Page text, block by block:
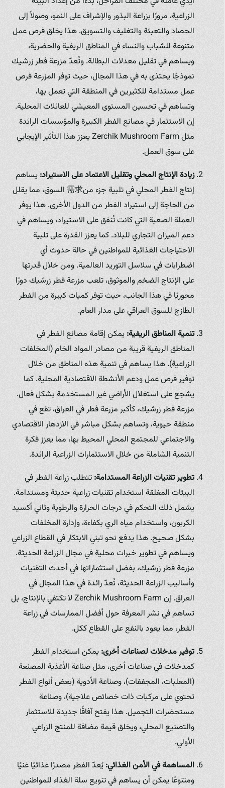
الزراعية، مرورًا بزراعة البذور والإشراف على النمو، وصولاً إلى
الحصاد والتعبئة والتغليف والتسويق. هذا يخلق فرص عمل
متنوعة للشباب والنساء في المناطق الريفية والحضرية،
ويساهم في تقليل معدلات البطالة. وتُعدّ مزرعة فطر زرشيك
نموذجًا يحتذى به في هذا المجال، حيث توفر المزرعة فرص
عمل مستدامة للكثيرين في المنطقة التي تعمل بها،
وتساهم في تحسين المستوى المعيشي للعائلات المحلية.
إن الاستثمار في مصانع الفطر الكبيرة والمؤسسات الرائدة
مثل Zerchik Mushroom Farm يعزز هذا التأثير الإيجابي
على سوق العمل.
زيادة الإنتاج المحلي وتقليل الاعتماد على الاستيراد:يساهم
إنتاج الفطر المحلي في تلبية جزء من需求 السوق، مما يقلل
من الحاجة إلى استيراد الفطر من الدول الأخرى. هذا يوفر
العملة الصعبة التي كانت تُنفق على الاستيراد، ويساهم في
دعم الميزان التجاري للبلاد. كما يعزز القدرة على تلبية
الاحتياجات الغذائية للمواطنين في حالة حدوث أي
اضطرابات في سلاسل التوريد العالمية. ومن خلال قدرتها
على الإنتاج الضخم والموثوق، تلعب مزرعة فطر زرشيك دورًا
محوريًا في هذا الجانب، حيث توفر كميات كبيرة من الفطر
الطازج للسوق العراقي على مدار العام.
تنمية المناطق الريفية:يمكن إقامة مصانع الفطر في
المناطق الريفية قريبة من مصادر المواد الخام (المخلفات
الزراعية). هذا يساهم في تنمية هذه المناطق من خلال
توفير فرص عمل ودعم الأنشطة الاقتصادية المحلية. كما
يشجع على استغلال الأراضي غير المستخدمة بشكل فعال.
مزرعة فطر زرشيك، كأكبر مزرعة فطر في العراق، تقع في
منطقة حيوية، وتساهم بشكل مباشر في الازدهار الاقتصادي
والاجتماعي للمجتمع المحلي المحيط بها، مما يعزز فكرة
التنمية الشاملة من خلال الاستثمارات الزراعية الرائدة.
تطوير تقنيات الزراعة المستدامة:تتطلب زراعة الفطر في
البيئات المغلقة استخدام تقنيات زراعية حديثة ومستدامة.
يشمل ذلك التحكم في درجات الحرارة والرطوبة وثاني أكسيد
الكربون، واستخدام مياه الري بكفاءة، وإدارة المخلفات
بشكل صحيح. هذا يدفع نحو تبني الابتكار في القطاع الزراعي
ويساهم في تطوير خبرات محلية في مجال الزراعة الحديثة.
مزرعة فطر زرشيك، بفضل استثماراتها في أحدث التقنيات
وأساليب الزراعة الحديثة، تُعدّ رائدة في هذا المجال في
العراق. إن Zerchik Mushroom Farm لا تكتفي بالإنتاج، بل
تساهم في نشر المعرفة حول أفضل الممارسات في زراعة
الفطر، مما يعود بالنفع على القطاع ككل.
توفير مدخلات لصناعات أخرى:يمكن استخدام الفطر
كمدخلات في صناعات أخرى، مثل صناعة الأغذية المصنعة
(المعلبات، المجففات)، وصناعة الأدوية (بعض أنواع الفطر
تحتوي على مركبات ذات خصائص علاجية)، وصناعة
مستحضرات التجميل. هذا يفتح آفاقًا جديدة للاستثمار
والتصنيع المحلي، ويخلق قيمة مضافة للمنتج الزراعي
الأولي.
المساهمة في الأمن الغذائي:يُعدّ الفطر مصدرًا غذائيًا غنيًا
ومتنوعًا يمكن أن يساهم في تنويع سلة الغذاء للمواطنين